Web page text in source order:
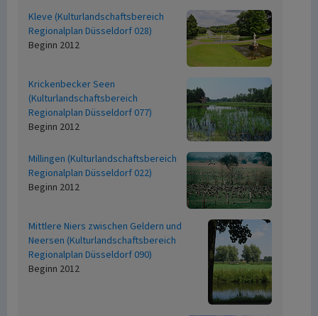
Kleve (Kulturlandschaftsbereich
Regionalplan Düsseldorf 028)
Beginn 2012
Krickenbecker Seen
(Kulturlandschaftsbereich
Regionalplan Düsseldorf 077)
Beginn 2012
Millingen (Kulturlandschaftsbereich
Regionalplan Düsseldorf 022)
Beginn 2012
Mittlere Niers zwischen Geldern und
Neersen (Kulturlandschaftsbereich
Regionalplan Düsseldorf 090)
Beginn 2012